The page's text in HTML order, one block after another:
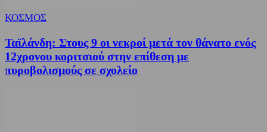
ΚΟΣΜΟΣ
Ταϊλάνδη: Στους 9 οι νεκροί μετά τον θάνατο ενός
12χρονου κοριτσιού στην επίθεση με
πυροβολισμούς σε σχολείο